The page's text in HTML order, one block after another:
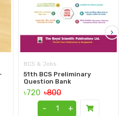
BCS & Jobs
51th BCS Preliminary
Question Bank
৳720 ৳800
-
+
›